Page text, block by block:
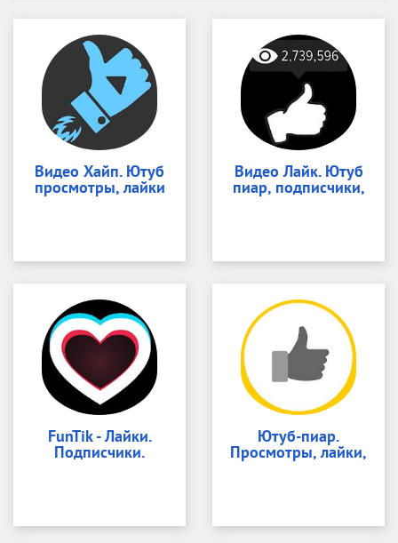
Видео Хайп. Ютуб
просмотры, лайки
Видео Лайк. Ютуб
пиар, подписчики,
FunTik - Лайки.
Подписчики.
Ютуб-пиар.
Просмотры, лайки,